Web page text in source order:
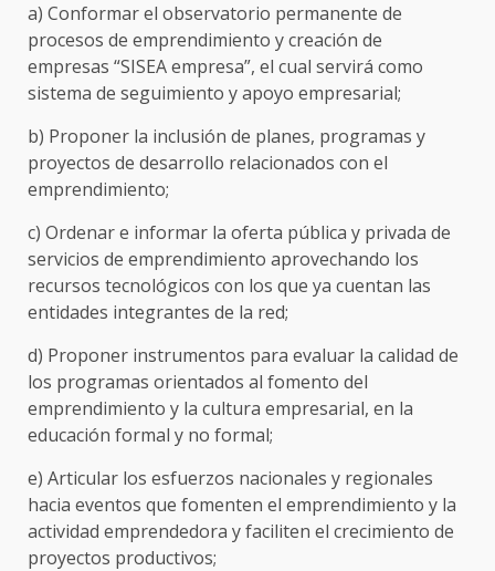
a) Conformar el observatorio permanente de
procesos de emprendimiento y creación de
empresas “SISEA empresa”, el cual servirá como
sistema de seguimiento y apoyo empresarial;
b) Proponer la inclusión de planes, programas y
proyectos de desarrollo relacionados con el
emprendimiento;
c) Ordenar e informar la oferta pública y privada de
servicios de emprendimiento aprovechando los
recursos tecnológicos con los que ya cuentan las
entidades integrantes de la red;
d) Proponer instrumentos para evaluar la calidad de
los programas orientados al fomento del
emprendimiento y la cultura empresarial, en la
educación formal y no formal;
e) Articular los esfuerzos nacionales y regionales
hacia eventos que fomenten el emprendimiento y la
actividad emprendedora y faciliten el crecimiento de
proyectos productivos;